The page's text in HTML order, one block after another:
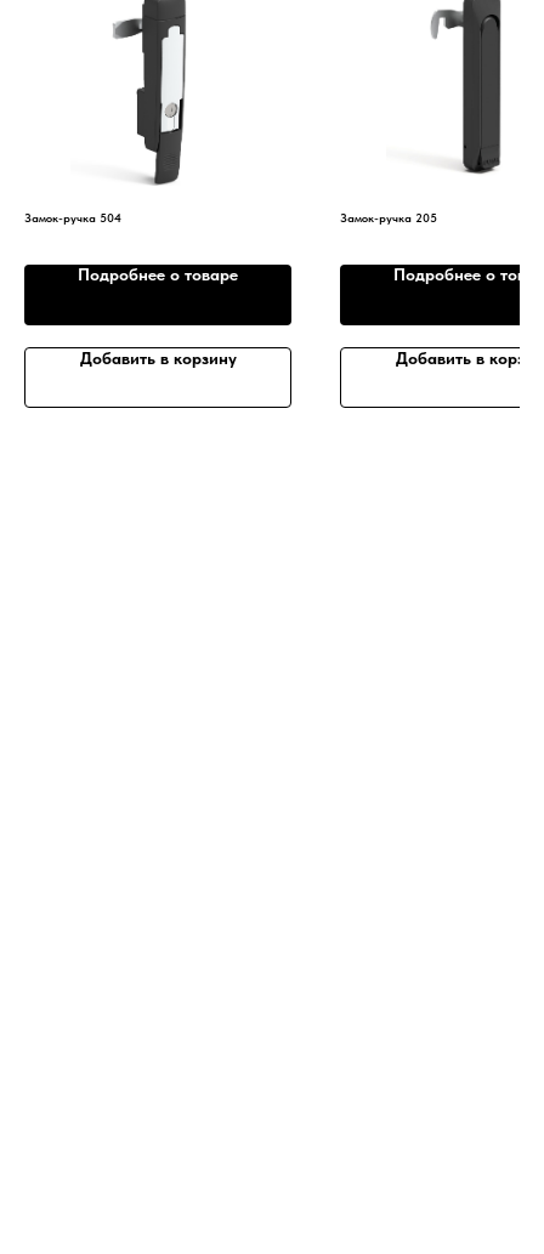
Замок-ручка 504
Подробнее о товаре
Добавить в корзину
Замок-ручка 205
Подробнее о
Добавить в